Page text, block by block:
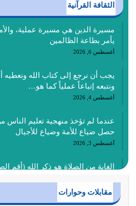
الثقافة القرآنية
مسيرة الدين هي مسيرة عملية،
يأمر بطاعة الظالمين
أغسطس 6, 2026
يجب أن نرجع إلى كتاب الله ونعطيه
ونتبعه إتباعاً عملياً كما هو…
أغسطس 4, 2026
عندما لم تؤخذ منهجية تعليم الناس
حصل ضياع للأمة وضياع للأجيال
أغسطس 3, 2026
الغاية من الصلاة هو ذكر الله (أقم
أغسطس 2, 2026
مقابلات وحوارات